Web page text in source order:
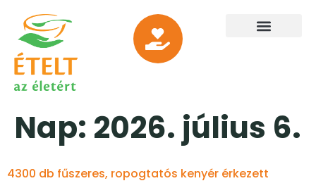
Nap: 2026. július 6.
4300 db fűszeres, ropogtatós kenyér érkezett